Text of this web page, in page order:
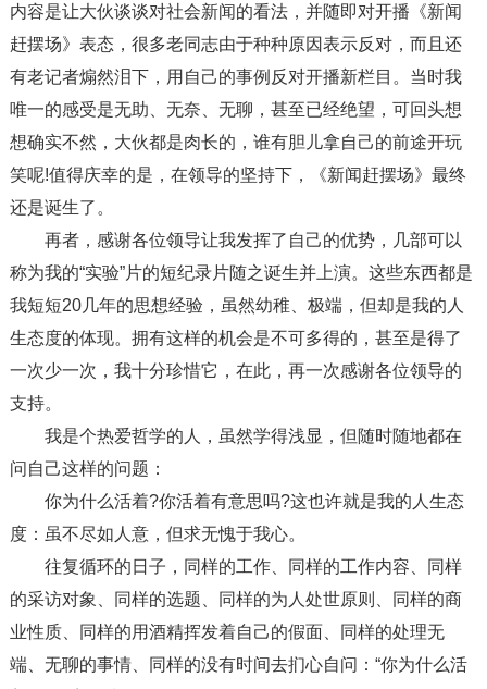
内容是让大伙谈谈对社会新闻的看法，并随即对开播《新闻
赶摆场》表态，很多老同志由于种种原因表示反对，而且还
有老记者煽然泪下，用自己的事例反对开播新栏目。当时我
唯一的感受是无助、无奈、无聊，甚至已经绝望，可回头想
想确实不然，大伙都是肉长的，谁有胆儿拿自己的前途开玩
笑呢!值得庆幸的是，在领导的坚持下，《新闻赶摆场》最终
还是诞生了。
再者，感谢各位领导让我发挥了自己的优势，几部可以
称为我的“实验”片的短纪录片随之诞生并上演。这些东西都是
我短短20几年的思想经验，虽然幼稚、极端，但却是我的人
生态度的体现。拥有这样的机会是不可多得的，甚至是得了
一次少一次，我十分珍惜它，在此，再一次感谢各位领导的
支持。
我是个热爱哲学的人，虽然学得浅显，但随时随地都在
问自己这样的问题：
你为什么活着?你活着有意思吗?这也许就是我的人生态
度：虽不尽如人意，但求无愧于我心。
往复循环的日子，同样的工作、同样的工作内容、同样
的采访对象、同样的选题、同样的为人处世原则、同样的商
业性质、同样的用酒精挥发着自己的假面、同样的处理无
端、无聊的事情、同样的没有时间去扪心自问：“你为什么活